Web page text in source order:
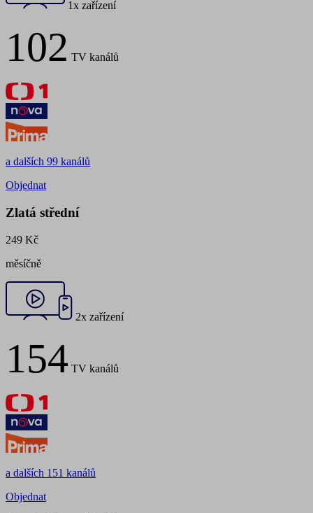
1x zařízení
102 TV kanálů
a dalších 99 kanálů
Objednat
Zlatá střední
249 Kč
měsíčně
2x zařízení
154 TV kanálů
a dalších 151 kanálů
Objednat